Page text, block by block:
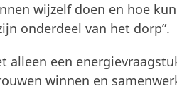
wijzelf doen en hoe
onderdeel van het dorp”.
een
winnen en